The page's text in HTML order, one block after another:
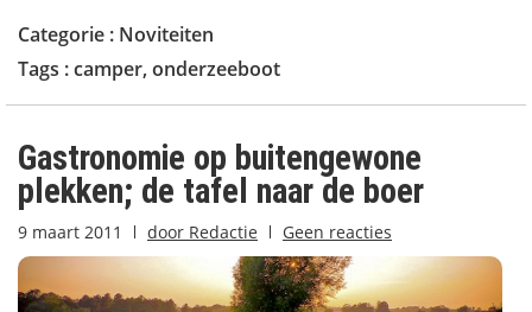
Categorie : Noviteiten
Tags :camper, onderzeeboot
Gastronomie op buitengewone
plekken; de tafel naar de boer
9 maart 2011 door Redactie Geen reacties